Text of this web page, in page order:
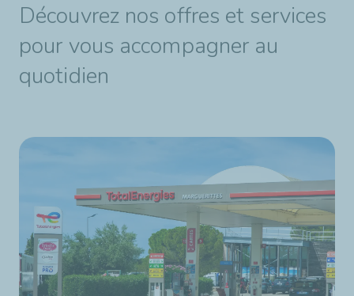
Découvrez nos offres et services
pour vous accompagner au
quotidien